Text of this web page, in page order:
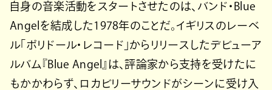
自身の音楽活動をスタートさせたのは、バンド・Blue
Angelを結成した1978年のことだ。イギリスのレーベ
ル「ポリドール・レコード」からリリースしたデビューア
ルバム『Blue Angel』は、評論家から支持を受けたに
もかかわらず、ロカビリーサウンドがシーンに受け入